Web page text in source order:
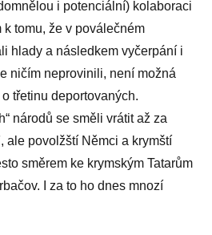
Ejzenštejn jsou
si kvit
i potenciální) kolaboraci
tomu, že v poválečném
hlady a následkem vyčerpání i
ničím neprovinili, není možná
třetinu deportovaných.
národů se směli vrátit až za
ale povolžští Němci a krymští
směrem ke krymským Tatarům
I za to ho dnes mnozí